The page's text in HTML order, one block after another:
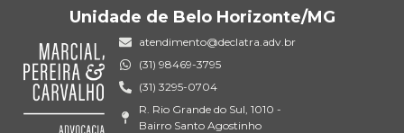
Unidade de Belo Horizonte/MG
atendimento@declatra.adv.br
(31) 98469-3795
(31) 3295-0704
R. Rio Grande do Sul, 1010 -
Bairro Santo Agostinho